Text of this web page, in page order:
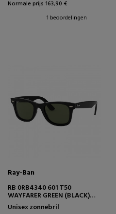
Normale prijs 163,90 €
1 beoordelingen
Ray-Ban
RB 0RB4340 601 T50
WAYFARER GREEN (BLACK)
UNISEX
Unisex zonnebril